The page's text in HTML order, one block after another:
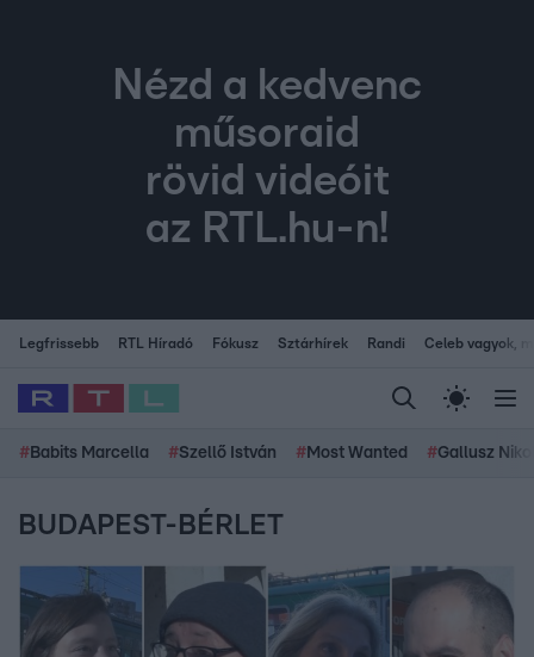
Nézd a kedvenc
műsoraid
rövid videóit
az RTL.hu-n!
Legfrissebb RTL Híradó Fókusz Sztárhírek Randi Celeb vagyok,
# Babits Marcella #Szellő István # Most Wanted #Gallusz
BUDAPEST-BÉRLET